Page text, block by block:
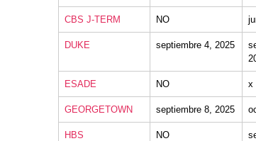
CBS J-TERM NO
DUKE septiembre 4, 2025
ESADE NO x
GEORGETOWN septiembre 8, 2025
HBS NO